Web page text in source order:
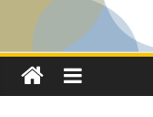
gratuitamente na Flipelô
Maracutaia reúne
LGBTQIAPN+ para